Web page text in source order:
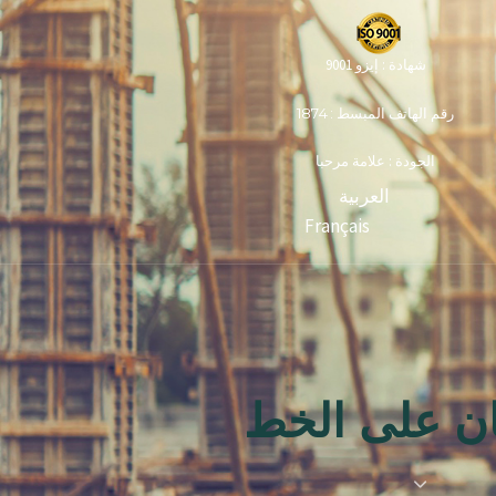
شهادة : إيزو 9001
رقم الهاتف المبسط : 1874
الجودة : علامة مرحبا
العربية
Français
على الخط